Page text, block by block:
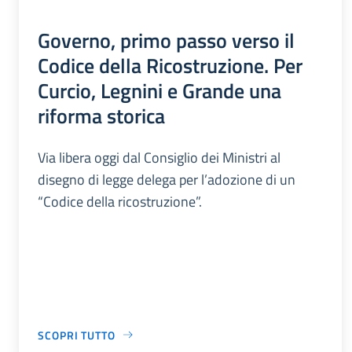
Governo, primo passo verso il
Codice della Ricostruzione. Per
Curcio, Legnini e Grande una
riforma storica
Via libera oggi dal Consiglio dei Ministri al
disegno di legge delega per l’adozione di un
“Codice della ricostruzione”.
SCOPRI TUTTO